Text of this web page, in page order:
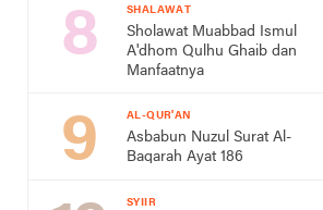
SHALAWAT
Sholawat Muabbad Ismul
A'dhom Qulhu Ghaib dan
Manfaatnya
AL-QUR'AN
Asbabun Nuzul Surat Al-
Baqarah Ayat 186
SYIIR